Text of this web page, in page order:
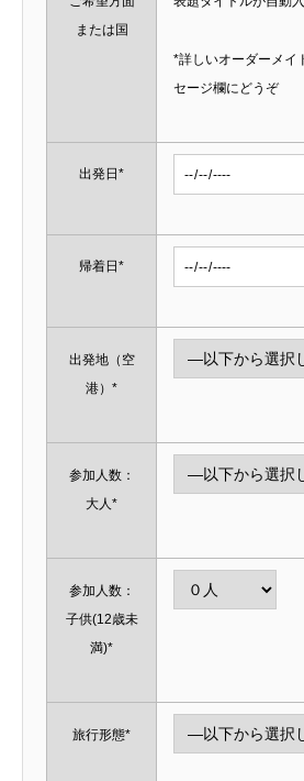
または国
*詳しいオーダーメイ
セージ欄にどうぞ
出発日*
帰着日*
出発地（空
港）*
参加人数：
大人*
参加人数：
子供(12歳未
満)*
旅行形態*